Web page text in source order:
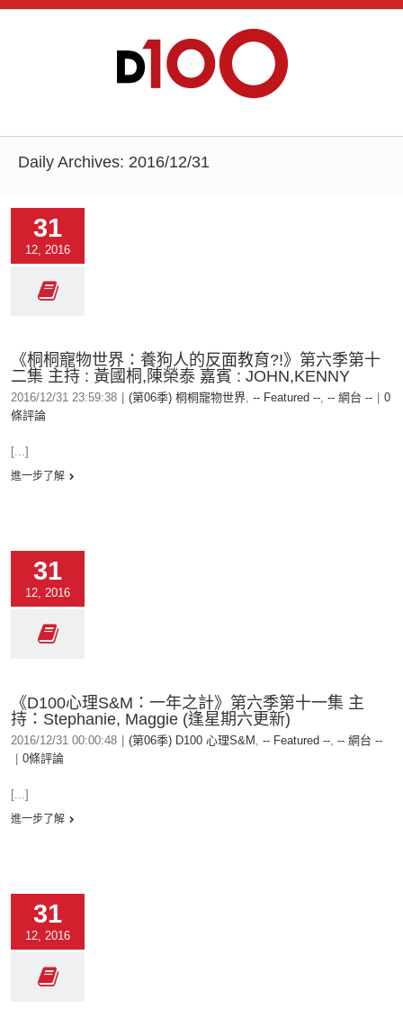
Daily Archives: 2016/12/31
31
12, 2016
《桐桐寵物世界：養狗人的反面教育?!》第六季第十
二集 主持 : 黃國桐,陳榮泰 嘉賓 : JOHN,KENNY
2016/12/31 23:59:38 (第06季) 桐桐寵物世界, -- Featured --, -- 網台 --
0
條評論
[...]
進一步了解
31
12, 2016
《D100心理S&M：一年之計》第六季第十一集 主
持：Stephanie, Maggie (逢星期六更新)
2016/12/31 00:00:48 (第06季) D100 心理S&M , -- Featured --, -- 網台 --
0條評論
[...]
進一步了解
31
12, 2016